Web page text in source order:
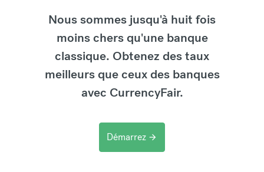
Nous sommes jusqu'à huit fois
moins chers qu'une banque
classique. Obtenez des taux
meilleurs que ceux des banques
avec CurrencyFair.
Démarrez arrow_forward